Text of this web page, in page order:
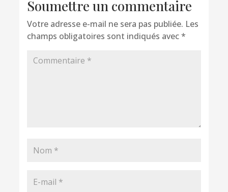
Soumettre un commentaire
Votre adresse e-mail ne sera pas publiée. Les
champs obligatoires sont indiqués avec*